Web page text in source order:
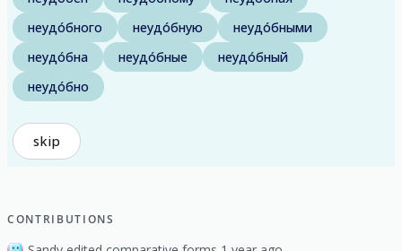
неудо́бного
неудо́бную
неудо́бными
неудо́бна
неудо́бные
неудо́бный
неудо́бно
skip
CONTRIBUTIONS